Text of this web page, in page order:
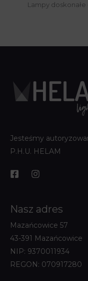
Lampy
Jesteśmy
P.H.U. HELAM
Nasz adres
Mazańcowice 57
43-391 Mazańcowice
NIP: 9370011934
REGON: 070917280